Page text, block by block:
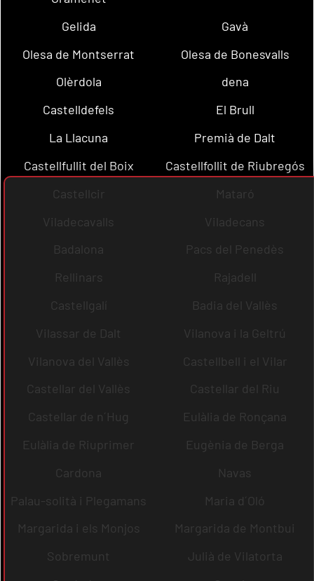
Gelida
Gavà
Olesa de Montserrat
Olesa de Bonesvalls
Olèrdola
dena
Castelldefels
El Brull
La Llacuna
Premià de Dalt
Castellfullit del Boix
Castellfollit de Riubregós
Castellcir
Mataró
Viladecavalls
Viladecans
Badalona
Pacs del Penedès
Rellinars
Rajadell
Castellgalí
Badia del Vallès
Vilassar de Dalt
Vilanova i la Geltrú
Vilanova del Vallès
Castellbell i el Vilar
Castellar del Vallès
Castellar del Riu
Castellar de n´Hug
Eulàlia de Ronçana
Eulàlia de Riuprimer
Eugènia de Berga
Cardona
Navas
Palau-solità i Plegamans
Maria d´Oló
Margarida i els Monjos
Margarida de Montbui
Sobremunt
Julià de Vilatorta